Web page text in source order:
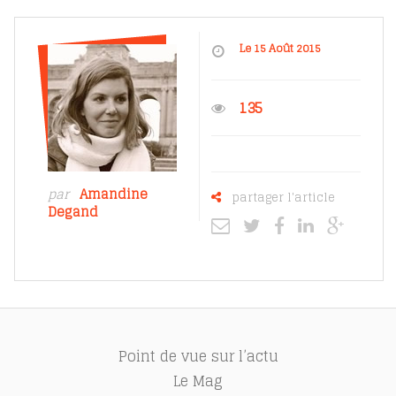
par Amandine
Degand
Le 15 Août 2015
135
partager l'article
Point de vue sur l’actu
Le Mag